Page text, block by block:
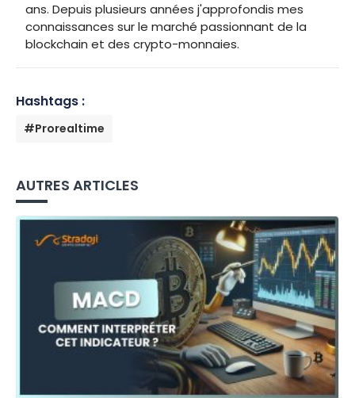
ans. Depuis plusieurs années j'approfondis mes
connaissances sur le marché passionnant de la
blockchain et des crypto-monnaies.
Hashtags :
#Prorealtime
AUTRES ARTICLES